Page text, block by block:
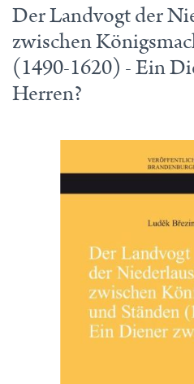
Der Landvogt der
zwischen
(1490-1620) - Ein
Herren?